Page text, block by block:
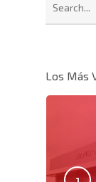
Los Más